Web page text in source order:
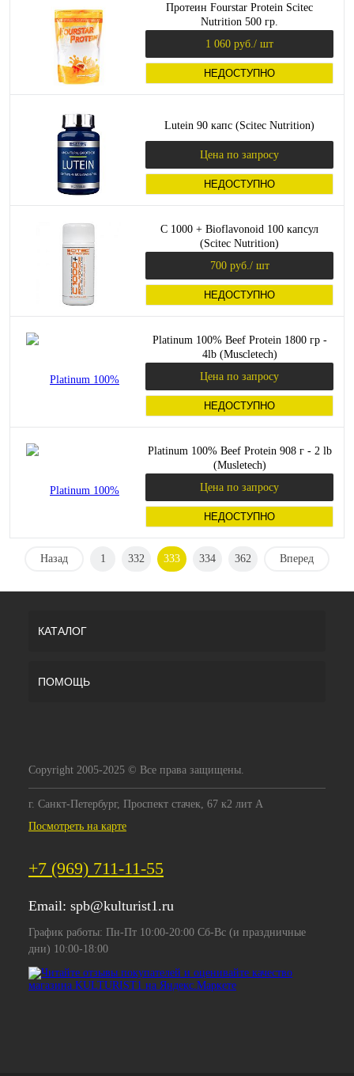
Протеин Fourstar Protein Scitec
Nutrition 500 гр.
1 060 руб. / шт
НЕДОСТУПНО
Lutein 90 капс (Scitec Nutrition)
Цена по запросу
НЕДОСТУПНО
C 1000 + Bioflavonoid 100 капсул
(Scitec Nutrition)
700 руб. / шт
НЕДОСТУПНО
Platinum 100% Beef Protein 1800 гр -
4lb (Muscletech)
Цена по запросу
НЕДОСТУПНО
Platinum 100% Beef Protein 908 г - 2 lb
(Musletech)
Цена по запросу
НЕДОСТУПНО
Назад 1 332 333 334 362 Вперед
КАТАЛОГ
ПОМОЩЬ
Copyright 2005-2025 © Все права защищены.
г. Санкт-Петербург, Проспект стачек, 67 к2 лит А
Посмотреть на карте
+7 (969) 711-11-55
Email: spb@kulturist1.ru
График работы: Пн-Пт 10:00-20:00 Сб-Вс (и праздничные
дни) 10:00-18:00